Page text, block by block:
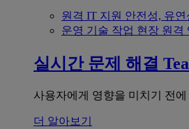
원격 IT 지원 안전성, 유연
운영 기술 작업 현장 원격
실시간 문제 해결
사용자에게 영향을 미치기 전
더 알아보기